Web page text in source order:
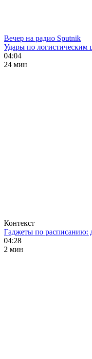
Вечер на радио Sputnik
Удары по логистическим
04:04
24 мин
Контекст
Гаджеты по расписанию:
04:28
2 мин